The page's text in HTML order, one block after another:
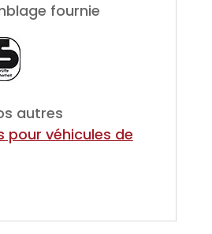
fournie
autres
pour véhicules de